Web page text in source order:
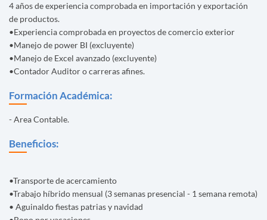
4 años de experiencia comprobada en importación y exportación
de productos.
•Experiencia comprobada en proyectos de comercio exterior
•Manejo de power BI (excluyente)
•Manejo de Excel avanzado (excluyente)
•Contador Auditor o carreras afines.
Formación Académica:
- Area Contable.
Beneficios:
•Transporte de acercamiento
•Trabajo híbrido mensual (3 semanas presencial - 1 semana remota)
• Aguinaldo fiestas patrias y navidad